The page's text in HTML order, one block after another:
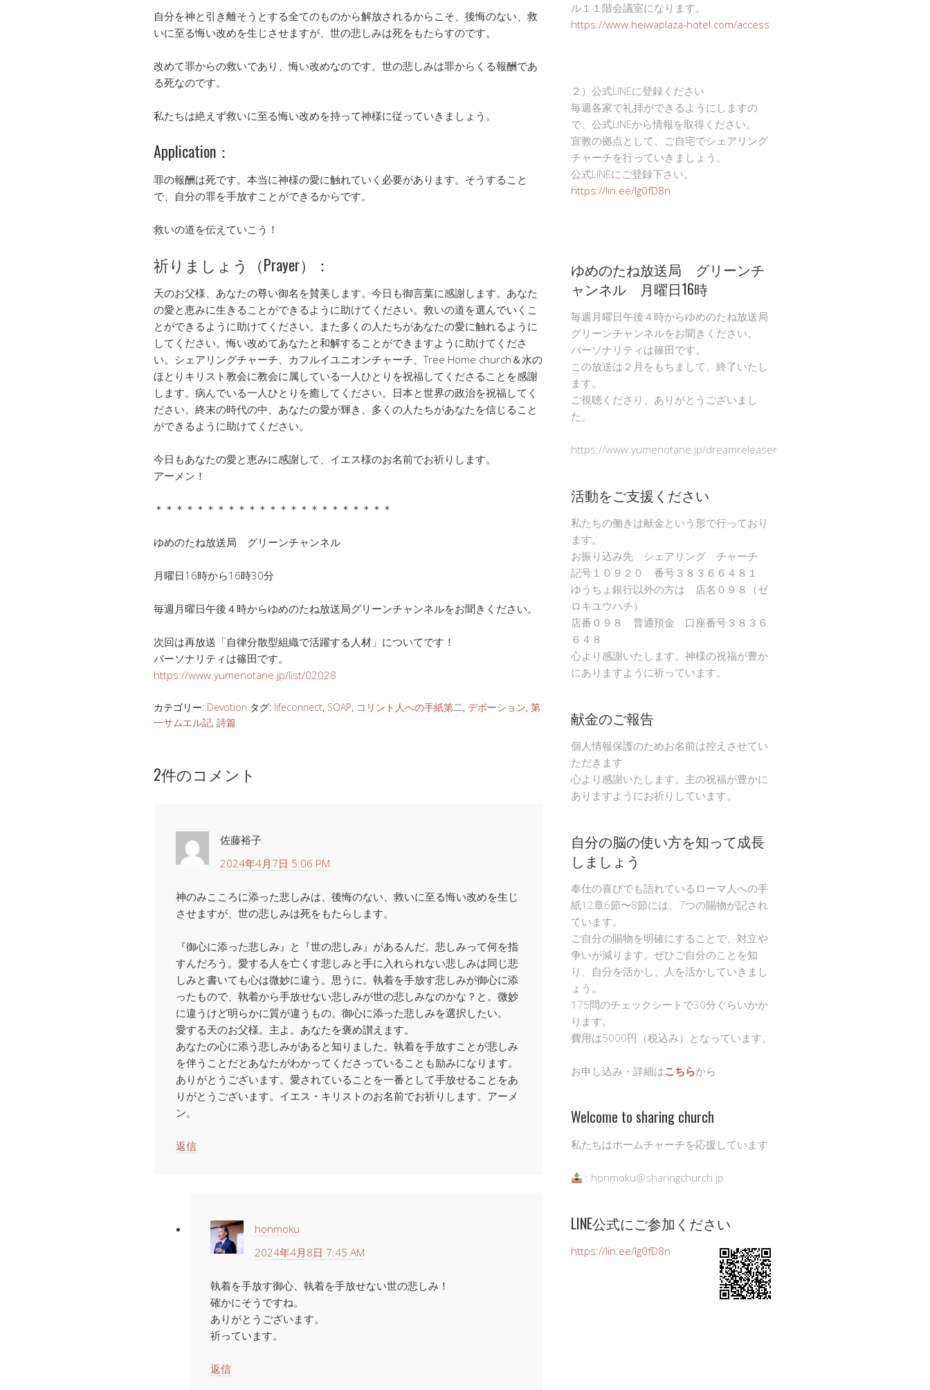
自分を神と引き離そうとする全てのものから解放されるからこそ、後悔のない、救
いに至る悔い改めを生じさせますが、世の悲しみは死をもたらすのです。
改めて罪からの救いであり、悔い改めなのです。世の悲しみは罪からくる報酬であ
る死なのです。
私たちは絶えず救いに至る悔い改めを持って神様に従っていきましょう。
Application：
罪の報酬は死です。本当に神様の愛に触れていく必要があります。そうすること
で、自分の罪を手放すことができるからです。
救いの道を伝えていこう！
祈りましょう（Prayer）：
天のお父様、あなたの尊い御名を賛美します。今日も御言葉に感謝します。あなた
の愛と恵みに生きることができるように助けてください。救いの道を選んでいくこ
とができるように助けてください。また多くの人たちがあなたの愛に触れるように
してください。悔い改めてあなたと和解することができますように助けてくださ
い。シェアリングチャーチ、カフルイユニオンチャーチ、Tree Home church＆水の
ほとりキリスト教会に教会に属している一人ひとりを祝福してくださることを感謝
します。病んでいる一人ひとりを癒してください。日本と世界の政治を祝福してく
ださい。終末の時代の中、あなたの愛が輝き、多くの人たちがあなたを信じること
ができるように助けてください。
今日もあなたの愛と恵みに感謝して、イエス様のお名前でお祈りします。
アーメン！
＊＊＊＊＊＊＊＊＊＊＊＊＊＊＊＊＊＊＊＊＊＊＊
ゆめのたね放送局 グリーンチャンネル
月曜日16時から16時30分
毎週月曜日午後４時からゆめのたね放送局グリーンチャンネルをお聞きください。
次回は再放送「自律分散型組織で活躍する人材」についてです！
パーソナリティは篠田です。
https://www.yumenotane.jp/list/02028
カテゴリー: Devotion タグ: lifeconnect, SOAP, コリント人への手紙第二, デボーション, 第
一サムエル記, 詩篇
2件のコメント
佐藤裕子
2024年4月7日 5:06 PM
神のみこころに添った悲しみは、後悔のない、救いに至る悔い改めを生じ
させますが、世の悲しみは死をもたらします。
『御心に添った悲しみ』と『世の悲しみ』があるんだ。悲しみって何を指
すんだろう。愛する人を亡くす悲しみと手に入れられない悲しみは同じ悲
しみと書いても心は微妙に違う。思うに。執着を手放す悲しみが御心に添
ったもので、執着から手放せない悲しみが世の悲しみなのかな？と。微妙
に違うけど明らかに質が違うもの。御心に添った悲しみを選択したい。
愛する天のお父様。主よ。あなたを褒め讃えます。
あなたの心に添う悲しみがあると知りました。執着を手放すことが悲しみ
を伴うことだとあなたがわかってくださっていることも励みになります。
ありがとうございます。愛されていることを一番として手放せることをあ
りがとうございます。イエス・キリストのお名前でお祈りします。アーメ
ン。
返信
honmoku
2024年4月8日 7:45 AM
執着を手放す御心、執着を手放せない世の悲しみ！
確かにそうですね。
ありがとうございます。
祈っています。
返信
ル１１階会議室になります。
https://www.heiwaplaza-hotel.com/access
２）公式LINEに登録ください
毎週各家で礼拝ができるようにしますの
で、公式LINEから情報を取得ください。
宣教の拠点として、ご自宅でシェアリング
チャーチを行っていきましょう。
公式LINEにご登録下さい。
https://lin.ee/Ig0fD8n
ゆめのたね放送局 グリーンチ
ャンネル 月曜日16時
毎週月曜日午後４時からゆめのたね放送局
グリーンチャンネルをお聞きください。
パーソナリティは篠田です。
この放送は２月をもちまして、終了いたし
ます。
ご視聴くださり、ありがとうございまし
た。
https://www.yumenotane.jp/dreamreleaser
活動をご支援ください
私たちの働きは献金という形で行っており
ます。
お振り込み先 シェアリング チャーチ
記号１０９２０ 番号３８３６６４８１
ゆうちょ銀行以外の方は 店名０９８（ゼ
ロキユウハチ）
店番０９８ 普通預金 口座番号３８３６
６４８
心より感謝いたします。神様の祝福が豊か
にありますように祈っています。
献金のご報告
個人情報保護のためお名前は控えさせてい
ただきます
心より感謝いたします。主の祝福が豊かに
ありますようにお祈りしています。
自分の脳の使い方を知って成長
しましょう
奉仕の喜びでも語れているローマ人への手
紙12章6節〜8節には、7つの賜物が記され
ています。
ご自分の賜物を明確にすることで、対立や
争いが減ります。ぜひご自分のことを知
り、自分を活かし、人を活かしていきまし
ょう。
175問のチェックシートで30分ぐらいかか
ります。
費用は5000円（税込み）となっています。
お申し込み・詳細はこちらから
Welcome to sharing church
私たちはホームチャーチを応援しています
: honmoku@sharingchurch.jp
LINE公式にご参加ください
https://lin.ee/Ig0fD8n